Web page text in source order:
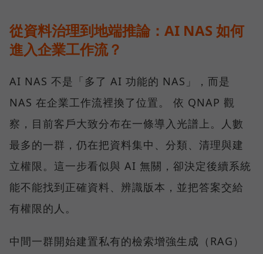
從資料治理到地端推論：AI NAS 如何
進入企業工作流？
AI NAS 不是「多了 AI 功能的 NAS」，而是
NAS 在企業工作流裡換了位置。 依 QNAP 觀
察，目前客戶大致分布在一條導入光譜上。人數
最多的一群，仍在把資料集中、分類、清理與建
立權限。這一步看似與 AI 無關，卻決定後續系統
能不能找到正確資料、辨識版本，並把答案交給
有權限的人。
中間一群開始建置私有的檢索增強生成（RAG）